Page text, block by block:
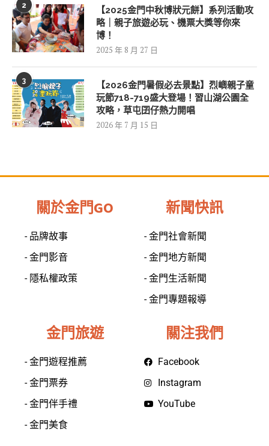
2
【2025金門中秋博狀元餅】系列活動攻
略｜親子旅遊必玩、機票大獎等你來
博！
2025 年 8 月 27 日
3
【2026金門暑假必去景點】烈嶼親子童
玩節718-719盛大登場！習山湖公園全
攻略，草屯囝仔熱力開唱
2026 年 7 月 15 日
關於金門GO
- 品牌故事
- 金門影音
- 隱私權政策
新聞快訊
- 金門社會新聞
- 金門地方新聞
- 金門生活新聞
- 金門專題報導
金門旅遊
- 金門遊程推薦
- 金門票券
- 金門伴手禮
- 金門美食
關注我們
Facebook
Instagram
YouTube